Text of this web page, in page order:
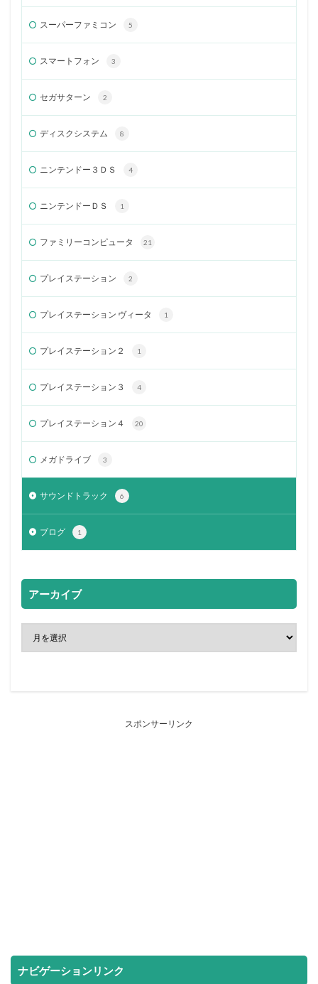
スーパーファミコン 5
スマートフォン 3
セガサターン 2
ディスクシステム 8
ニンテンドー３ＤＳ 4
ニンテンドーＤＳ 1
ファミリーコンピュータ 21
プレイステーション 2
プレイステーション ヴィータ 1
プレイステーション２ 1
プレイステーション３ 4
プレイステーション４ 20
メガドライブ 3
サウンドトラック 6
ブログ 1
アーカイブ
スポンサーリンク
ナビゲーションリンク